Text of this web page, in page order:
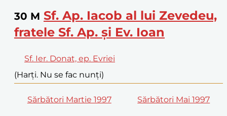
30 M Sf. Ap. Iacob al lui Zevedeu,
fratele Sf. Ap. și Ev. Ioan
Sf. Ier. Donat, ep. Evriei
(Harți. Nu se fac nunți)
Sărbători Martie 1997 Sărbători Mai 1997